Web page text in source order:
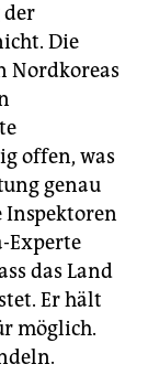
der
Die
Nordkoreas
offen, was
genau
Inspektoren
Experte
das Land
Er hält
möglich.